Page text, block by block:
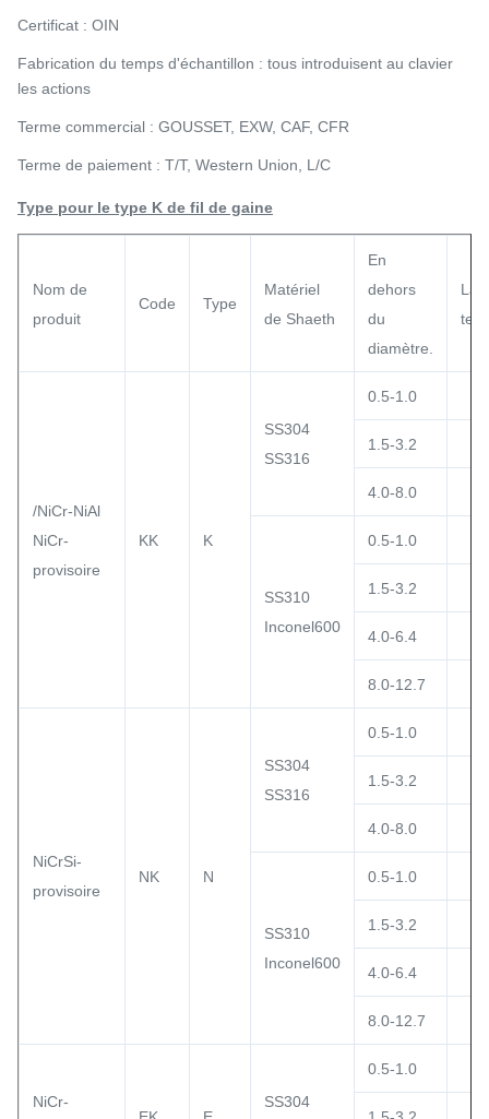
Certificat : OIN
Fabrication du temps d'échantillon : tous introduisent au clavier
les actions
Terme commercial : GOUSSET, EXW, CAF, CFR
Terme de paiement : T/T, Western Union, L/C
Type pour le type K de fil de gaine
Nom de
produit
Code Type
Matériel
de Shaeth
En
dehors
du
diamètre.
La
/NiCr-NiAl
NiCr-
provisoire
KK K
SS304
SS316
0.5-1.0
1.5-3.2
4.0-8.0
SS310
Inconel600
0.5-1.0
1.5-3.2
4.0-6.4
8.0-12.7
NiCrSi-
provisoire
NK N
SS304
SS316
0.5-1.0
1.5-3.2
4.0-8.0
SS310
Inconel600
0.5-1.0
1.5-3.2
4.0-6.4
8.0-12.7
NiCr-
SS304
0.5-1.0